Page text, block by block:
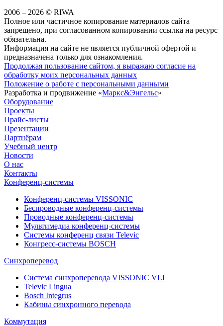
2006 – 2026 © RIWA
Полное или частичное копирование материалов сайта
запрещено, при согласованном копировании ссылка на ресурс
обязательна.
Информация на сайте не является публичной офертой и
предназначена только для ознакомления.
Продолжая пользование сайтом, я выражаю согласие на
обработку моих персональных данных
Положение о работе с персональными данными
Разработка и продвижение «Маркс&Энгельс»
Оборудование
Проекты
Прайс-листы
Презентации
Партнёрам
Учебный центр
Новости
О нас
Контакты
Конференц-системы
Конференц-системы VISSONIC
Беспроводные конференц-системы
Проводные конференц-системы
Мультимедиа конференц-системы
Системы конференц связи Televic
Конгресс-системы BOSCH
Синхроперевод
Система синхроперевода VISSONIC VLI
Televic Lingua
Bosch Integrus
Кабины синхронного перевода
Коммутация